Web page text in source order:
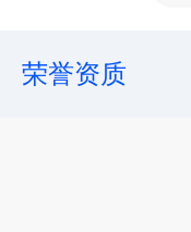
荣誉资质